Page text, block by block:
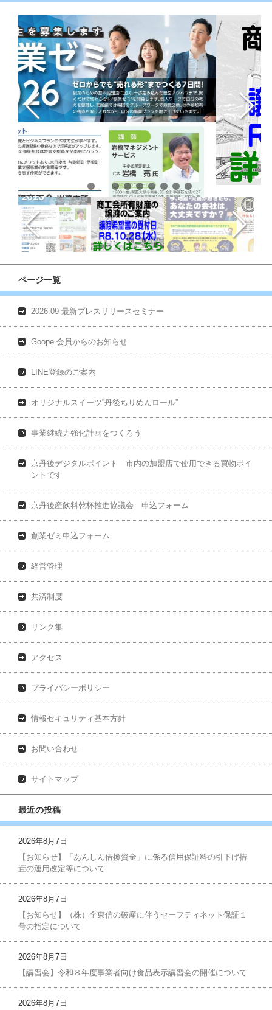
ページ一覧
2026.09 最新プレスリリースセミナー
Goope 会員からのお知らせ
LINE登録のご案内
オリジナルスイーツ”丹後ちりめんロール”
事業継続力強化計画をつくろう
京丹後デジタルポイント 市内の加盟店で使用できる買物ポイ
ントです
京丹後産飲料乾杯推進協議会 申込フォーム
創業ゼミ申込フォーム
経営管理
共済制度
リンク集
アクセス
プライバシーポリシー
情報セキュリティ基本方針
お問い合わせ
サイトマップ
最近の投稿
2026年8月7日
【お知らせ】「あんしん借換資金」に係る信用保証料の引下げ措
置の運用改定等について
2026年8月7日
【お知らせ】（株）全東信の破産に伴うセーフティネット保証１
号の指定について
2026年8月7日
【講習会】令和８年度事業者向け食品表示講習会の開催について
2026年8月7日